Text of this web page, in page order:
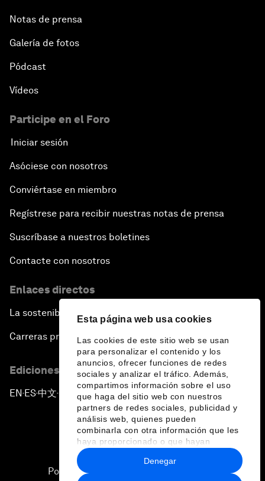
Esta página web usa cookies
Las cookies de este sitio web se usan
para personalizar el contenido y los
anuncios, ofrecer funciones de redes
sociales y analizar el tráfico. Además,
compartimos información sobre el uso
que haga del sitio web con nuestros
partners de redes sociales, publicidad y
análisis web, quienes pueden
combinarla con otra información que les
haya proporcionado o que hayan
recopilado a partir del uso que haya
hecho de sus servicios.
Denegar
Notas de prensa
Galería de fotos
Pódcast
Vídeos
Participe en el Foro
Iniciar sesión
Asóciese con nosotros
Conviértase en miembro
Regístrese para recibir nuestras notas de prensa
Suscríbase a nuestros boletines
Contacte con nosotros
Enlaces directos
La sostenibilidad en el Foro
Carreras profesionales
Ediciones en otros idiomas
EN ▪ES▪中文▪ 日本語
Política de privacidad y normas de uso